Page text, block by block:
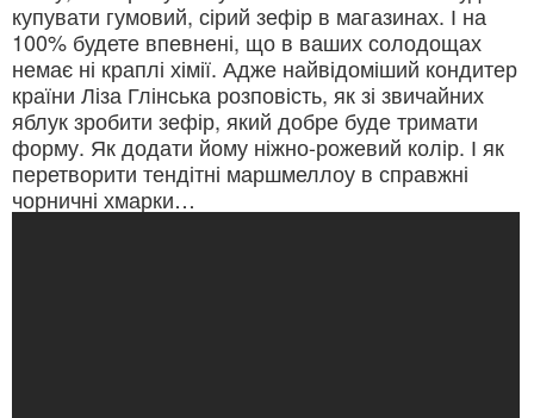
купувати гумовий, сірий зефір в магазинах. І на
100% будете впевнені, що в ваших солодощах
немає ні краплі хімії. Адже найвідоміший кондитер
країни Ліза Глінська розповість, як зі звичайних
яблук зробити зефір, який добре буде тримати
форму. Як додати йому ніжно-рожевий колір. І як
перетворити тендітні маршмеллоу в справжні
чорничні хмарки…